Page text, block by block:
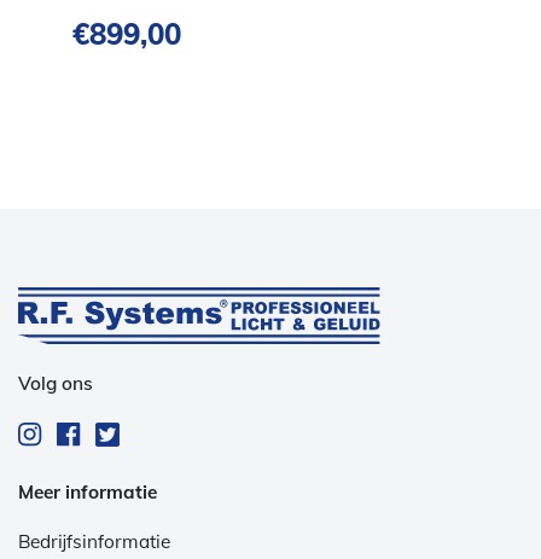
€899,00
Volg ons
Meer informatie
Bedrijfsinformatie